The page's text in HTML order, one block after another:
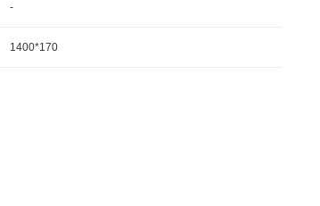
-
1400*170